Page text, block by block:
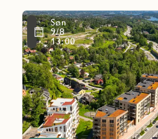
Søn
9/8
13:00
Les
mer
om
Fusdal
Torg
Hus
1
og
2